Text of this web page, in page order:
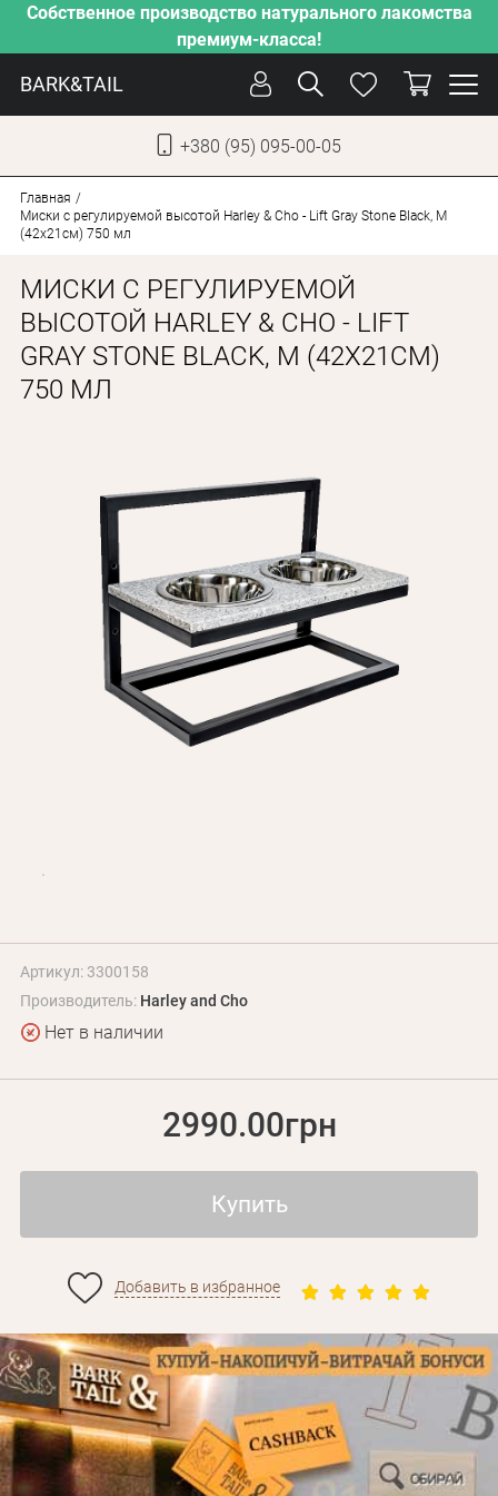
Собственное производство натурального лакомства
премиум-класса!
BARK&TAIL
+380 (95) 095-00-05
КОТЫ
ОТ ЖАРЫ
НАШЕ ПРОИЗВОДСТВО
О КОМПАНИИ
Оплата и доставка
Программа лояльности
О Нас
Оптовым клиентам
Контакты
Главная
Миски с регулируемой высотой Harley & Cho - Lift Gray Stone Black, M
(42х21см) 750 мл
МИСКИ С РЕГУЛИРУЕМОЙ
ВЫСОТОЙ HARLEY & CHO - LIFT
GRAY STONE BLACK, M (42Х21СМ)
750 МЛ
Артикул: 3300158
Производитель: Harley and Cho
Нет в наличии
2990.00грн
Купить
Добавить в избранное
Забыли пароль?